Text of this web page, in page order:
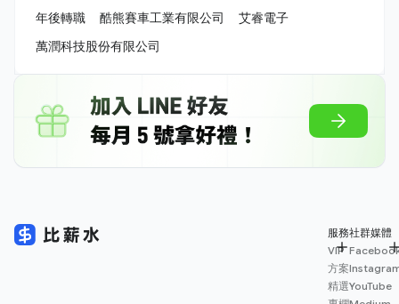
年後轉職
酷熊賽車工業有限公司
艾睿電子
萬潤科技股份有限公司
服務
VIP
方案
精選
社群媒體
YouTube